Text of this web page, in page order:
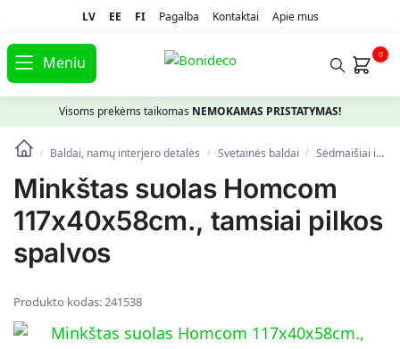
LV EE FI Pagalba Kontaktai Apie mus
Meniu 0
Visoms prekėms taikomas NEMOKAMAS PRISTATYMAS!
/ Baldai, namų interjero detalės / Svetainės baldai / Sėdmaišiai ir pufai
Minkštas suolas Homcom
117x40x58cm., tamsiai pilkos
spalvos
Produkto kodas:241538